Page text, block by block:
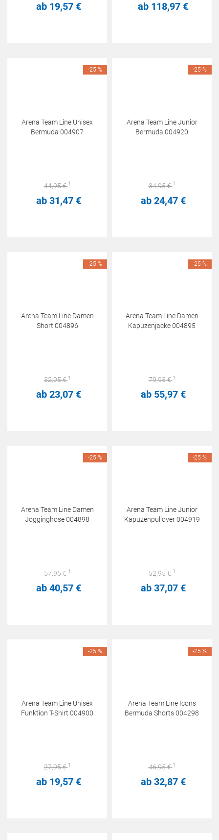
ab 19,57 € ab 118,97 €
Arena Team Line Unisex
Bermuda 004907
44,95€ 1
ab 31,47 €
-25 %
Arena Team Line Junior
Bermuda 004920
34,95€ 1
ab 24,47 €
-25 %
Arena Team Line Damen
Short 004896
32,95€ 1
ab 23,07 €
-25 %
Arena Team Line Damen
Kapuzenjacke 004895
79,95€ 1
ab 55,97 €
-25 %
Arena Team Line Damen
Jogginghose 004898
57,95€ 1
ab 40,57 €
-25 %
Arena Team Line Junior
Kapuzenpullover 004919
52,95€ 1
ab 37,07 €
-25 %
Arena Team Line Unisex
Funktion T-Shirt 004900
27,95€ 1
ab 19,57 €
-25 %
Arena Team Line Icons
Bermuda Shorts 004298
46,95€ 1
ab 32,87 €
-25 %